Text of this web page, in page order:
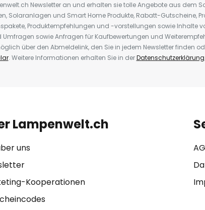
Newsletter an und erhalten sie tolle Angebote aus dem
Solaranlagen und Smart Home Produkte, Rabatt-Gutscheine,
Produktempfehlungen und -vorstellungen sowie Inhalte
sowie Anfragen für Kaufbewertungen und
über den Abmeldelink, den Sie in jedem Newsletter finden
. Weitere Informationen erhalten Sie in derDatenschutzerklärung
Lampenwelt.ch
uns
Kooperationen